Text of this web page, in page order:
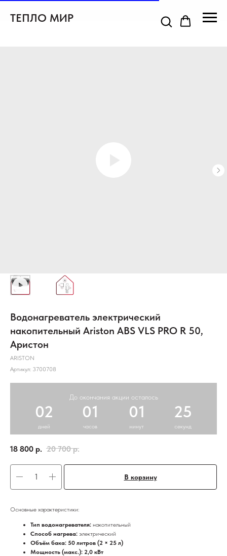
ТЕПЛО МИР
Водонагреватель электрический
накопительный Ariston ABS VLS PRO R 50,
Аристон
ARISTON
Артикул: 3700708
До окончания акции осталось
02
дней
01
часов
01
минут
24
секунд
18 800 р. 20 700 р.
В корзину
Основные характеристики:
Тип водонагревателя: накопительный
Способ нагрева: электрический
Объём бака: 50 литров (2 × 25 л)
Мощность (макс.): 2,0 кВт